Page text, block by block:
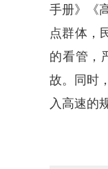
手册》《
点群体，
的看管，
故。同时
入高速的